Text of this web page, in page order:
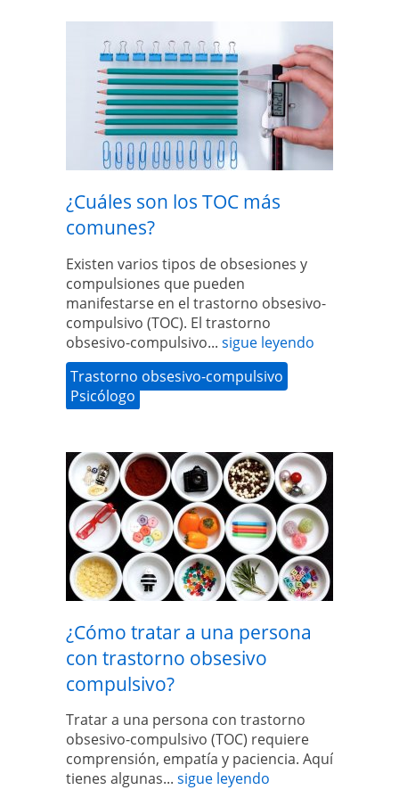
¿Cuáles son los TOC más
comunes?
Existen varios tipos de obsesiones y
compulsiones que pueden
manifestarse en el trastorno obsesivo-
compulsivo (TOC). El trastorno
obsesivo-compulsivo... sigue leyendo
Trastorno obsesivo-compulsivo
Psicólogo
¿Cómo tratar a una persona
con trastorno obsesivo
compulsivo?
Tratar a una persona con trastorno
obsesivo-compulsivo (TOC) requiere
comprensión, empatía y paciencia. Aquí
tienes algunas... sigue leyendo